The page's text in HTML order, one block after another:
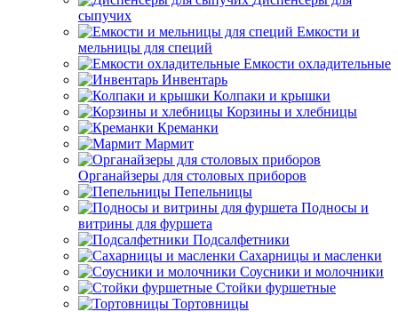
сыпучих
Емкости и
мельницы для специй
Емкости охладительные
Инвентарь
Колпаки и крышки
Корзины и хлебницы
Креманки
Мармит
Органайзеры для столовых приборов
Пепельницы
Подносы и
витрины для фуршета
Подсалфетники
Сахарницы и масленки
Соусники и молочники
Стойки фуршетные
Тортовницы